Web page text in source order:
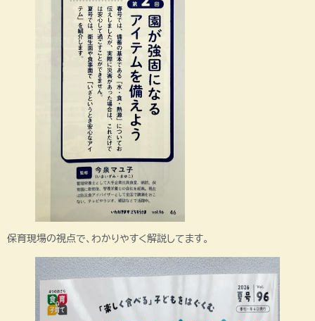
保育現場の視点で、わかりやすく解説してます。